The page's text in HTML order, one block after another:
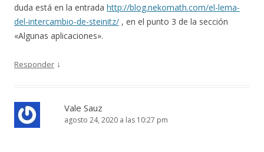
duda está en la entrada http://blog.nekomath.com/el-lema-
del-intercambio-de-steinitz/ , en el punto 3 de la sección
«Algunas aplicaciones».
Responder ↓
Vale Sauz
agosto 24, 2020 a las 10:27 pm